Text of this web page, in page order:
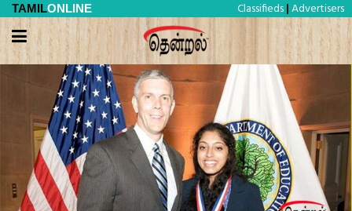
TAMILONLINE Classifieds | Advertisers